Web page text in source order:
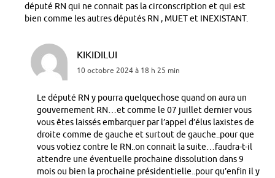
député RN qui ne connait pas la circonscription et qui est
bien comme les autres députés RN , MUET et INEXISTANT.
KIKIDILUI
10 octobre 2024 à 18 h 25 min
Le député RN y pourra quelquechose quand on aura un
gouvernement RN…et comme le 07 juillet dernier vous
vous êtes laissés embarquer par l’appel d’élus laxistes de
droite comme de gauche et surtout de gauche..pour que
vous votiez contre le RN..on connait la suite…faudra-t-il
attendre une éventuelle prochaine dissolution dans 9
mois ou bien la prochaine présidentielle..pour qu’enfin il y